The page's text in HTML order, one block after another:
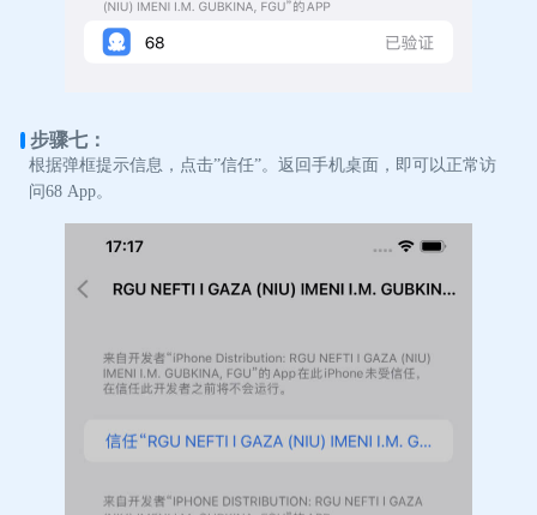
步骤七：
根据弹框提示信息，点击”信任”。返回手机桌面，即可以正常访
问68 App。